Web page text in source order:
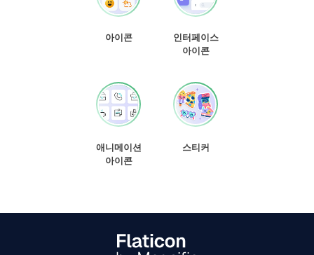
아이콘
인터페이스
아이콘
애니메이션
아이콘
스티커